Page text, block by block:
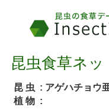
昆虫食草ネッ
昆 虫 : アゲハチョウ
植 物 :